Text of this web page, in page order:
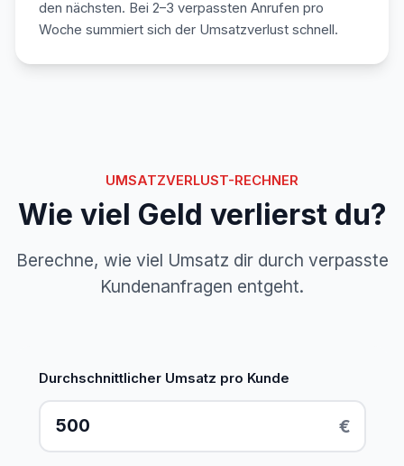
den nächsten. Bei 2–3 verpassten Anrufen pro
Woche summiert sich der Umsatzverlust schnell.
UMSATZVERLUST-RECHNER
Wie viel Geld verlierst du?
Berechne, wie viel Umsatz dir durch verpasste
Kundenanfragen entgeht.
Durchschnittlicher Umsatz pro Kunde
€